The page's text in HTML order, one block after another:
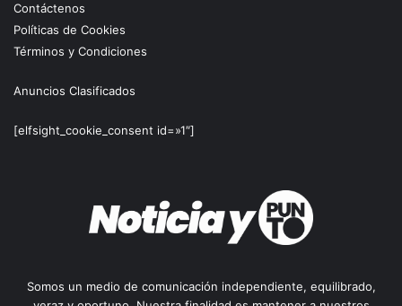
Contáctenos
Políticas de Cookies
Términos y Condiciones
Anuncios Clasificados
[elfsight_cookie_consent id=»1″]
Somos un medio de comunicación independiente, equilibrado,